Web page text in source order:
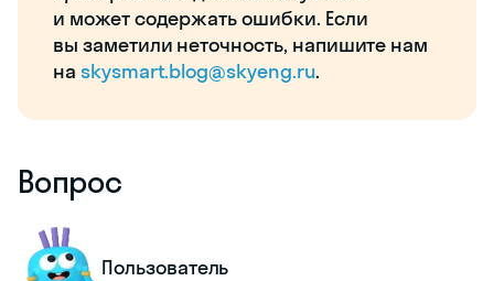
и может содержать ошибки. Если
вы заметили неточность, напишите нам
на skysmart.blog@skyeng.ru.
Вопрос
Пользователь